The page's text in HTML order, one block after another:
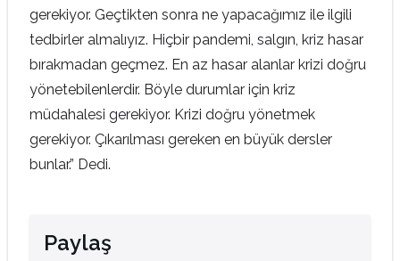
gerekiyor. Geçtikten sonra ne yapacağımız ile ilgili
tedbirler almalıyız. Hiçbir pandemi, salgın, kriz hasar
bırakmadan geçmez. En az hasar alanlar krizi doğru
yönetebilenlerdir. Böyle durumlar için kriz
müdahalesi gerekiyor. Krizi doğru yönetmek
gerekiyor. Çıkarılması gereken en büyük dersler
bunlar.” Dedi.
Paylaş